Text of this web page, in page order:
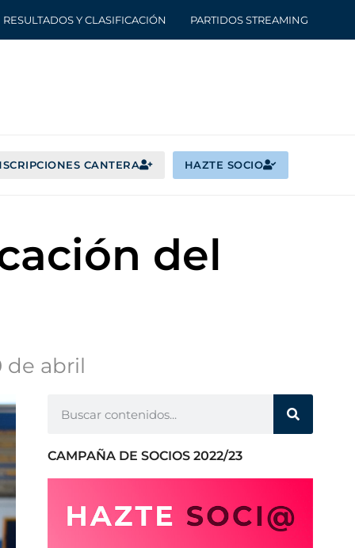
RESULTADOS Y CLASIFICACIÓN PARTIDOS STREAMING
CANTERA HAZTE SOCIO
del
de abril
CAMPAÑA DE SOCIOS 2022/23